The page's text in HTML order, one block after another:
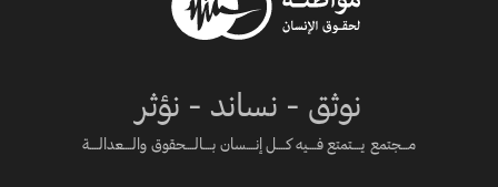
نوثق - نساند - نؤثر
مـــجتمع يــــتمتع فــــيه كــــل إنــــسان بــــالــــحقوق والــــعدالــــة